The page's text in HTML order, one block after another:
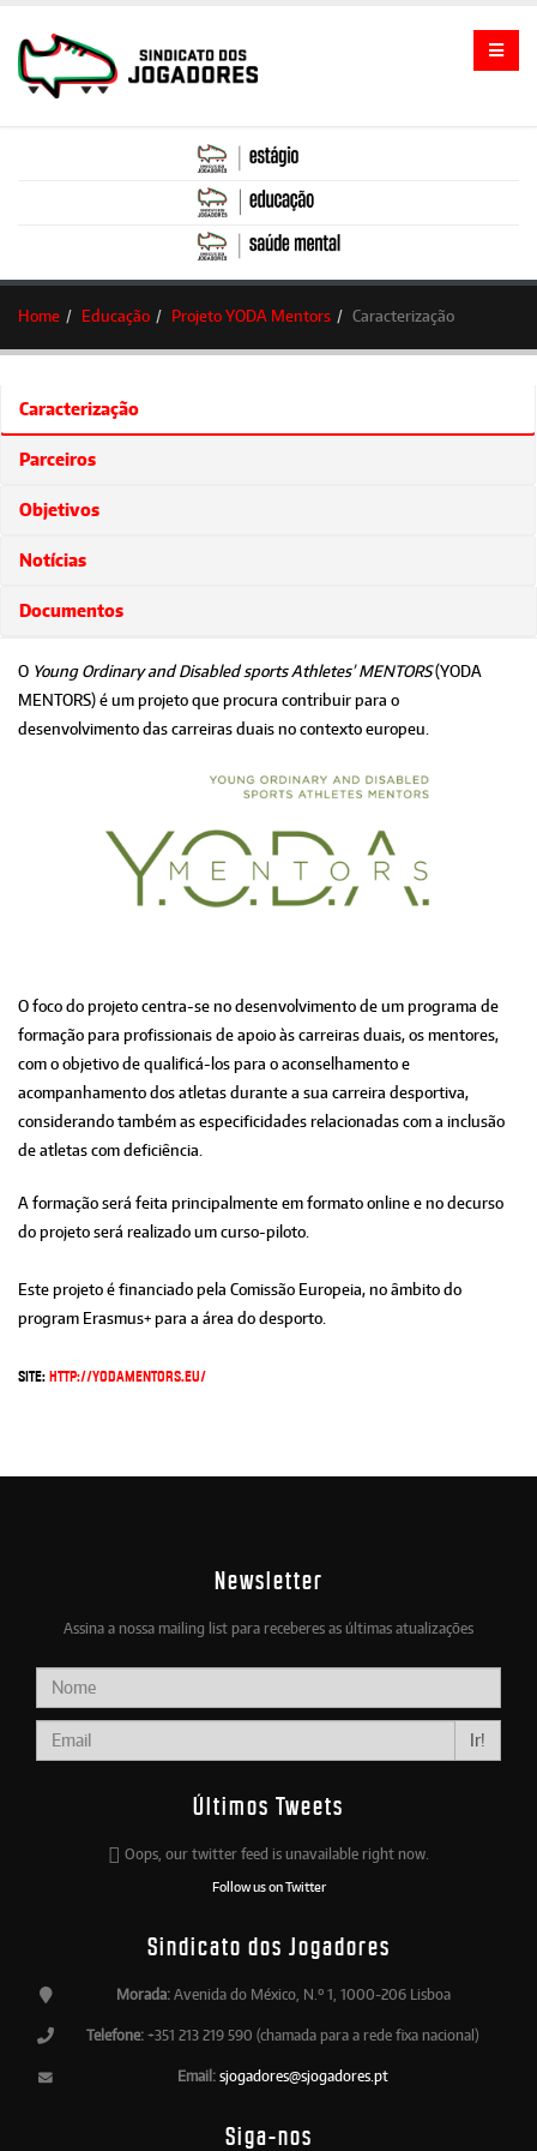
Home Educação Projeto YODA Mentors Caracterização
Caracterização
Parceiros
Objetivos
Notícias
Documentos
O Young Ordinary and Disabled sports Athletes’ MENTORS(YODA
MENTORS) é um projeto que procura contribuir para o
desenvolvimento das carreiras duais no contexto europeu.
O foco do projeto centra-se no desenvolvimento de um programa de
formação para profissionais de apoio às carreiras duais, os mentores,
com o objetivo de qualificá-los para o aconselhamento e
acompanhamento dos atletas durante a sua carreira desportiva,
considerando também as especificidades relacionadas com a inclusão
de atletas com deficiência.
A formação será feita principalmente em formato online e no decurso
do projeto será realizado um curso-piloto.
Este projeto é financiado pela Comissão Europeia, no âmbito do
program Erasmus+ para a área do desporto.
Site: http://yodamentors.eu/
Newsletter
Assina a nossa mailing list para receberes as últimas atualizações
Ir!
Últimos Tweets
Oops, our twitter feed is unavailable right now.
Follow us on Twitter
Sindicato dos Jogadores
Morada:Avenida do México, N.º 1, 1000-206 Lisboa
Telefone: +351 213 219 590 (chamada para a rede fixa nacional)
Email: sjogadores@sjogadores.pt
Siga-nos